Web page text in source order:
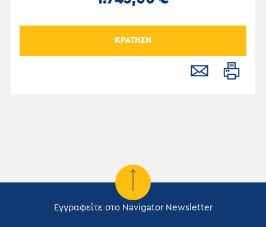
ΚΡΑΤΗΣΗ
Εγγραφείτε στο Navigator Newsletter